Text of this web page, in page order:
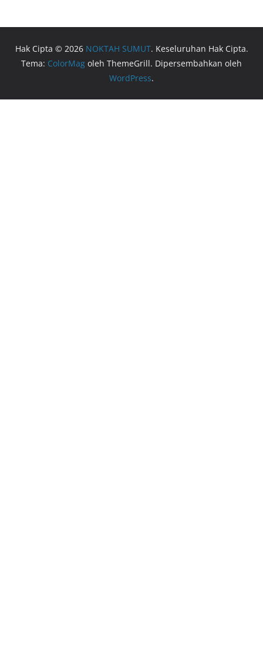
Hak Cipta © 2026 NOKTAH SUMUT. Keseluruhan Hak Cipta.
Tema: ColorMag oleh ThemeGrill. Dipersembahkan oleh
WordPress.